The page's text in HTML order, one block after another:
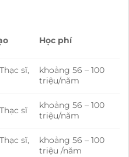
Học phí
sĩ,
khoảng 56 – 100
triệu/năm
sĩ
khoảng 56 – 100
triệu/năm
sĩ,
khoảng 56 – 100
triệu /năm